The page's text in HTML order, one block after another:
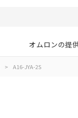
オムロンの提
> A16-JYA-2S